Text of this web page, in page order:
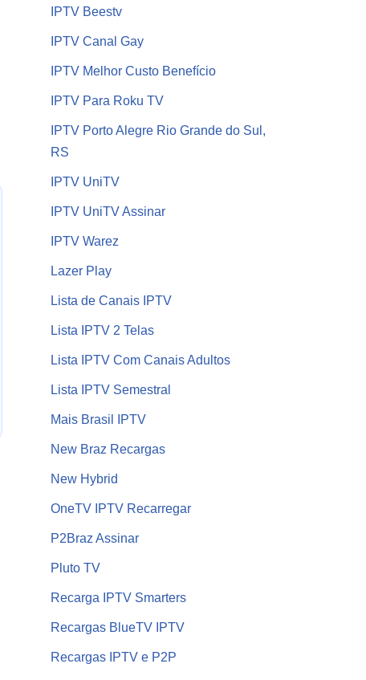
IPTV Beestv
IPTV Canal Gay
IPTV Melhor Custo Benefício
IPTV Para Roku TV
IPTV Porto Alegre Rio Grande do Sul,
RS
IPTV UniTV
IPTV UniTV Assinar
IPTV Warez
Lazer Play
Lista de Canais IPTV
Lista IPTV 2 Telas
Lista IPTV Com Canais Adultos
Lista IPTV Semestral
Mais Brasil IPTV
New Braz Recargas
New Hybrid
OneTV IPTV Recarregar
P2Braz Assinar
Pluto TV
Recarga IPTV Smarters
Recargas BlueTV IPTV
Recargas IPTV e P2P